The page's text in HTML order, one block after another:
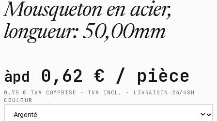
Mousqueton en acier,
longueur: 50,00mm
àpd 0,62 € / pièce
0,75€
TVA COMPRISE · TVA INCL. · LIVRAISON 24/48H
COULEUR